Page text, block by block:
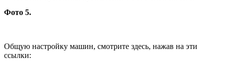
Фото 5.
Общую настройку машин, смотрите здесь, нажав на эти
ссылки: